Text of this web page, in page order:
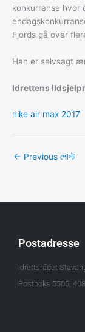
konkurranse hvor
Fjords gå over
Han er selvsagt
Idrettens
nike air max 2017
← Previous পোস্ট
Postadresse
Idrettsrådet
Postboks 5505,